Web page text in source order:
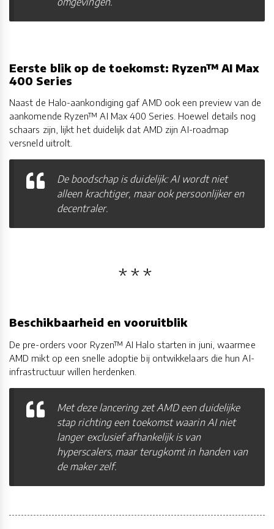
Eerste blik op de toekomst: Ryzen™ AI Max
400 Series
Naast de Halo-aankondiging gaf AMD ook een preview van de
aankomende Ryzen™ AI Max 400 Series. Hoewel details nog
schaars zijn, lijkt het duidelijk dat AMD zijn AI-roadmap
versneld uitrolt.
De boodschap is duidelijk: AI wordt niet
alleen krachtiger, maar ook persoonlijker en
decentraler.
Beschikbaarheid en vooruitblik
De pre-orders voor Ryzen™ AI Halo starten in juni, waarmee
AMD mikt op een snelle adoptie bij ontwikkelaars die hun AI-
infrastructuur willen herdenken.
Met deze lancering zet AMD een duidelijke
stap richting een toekomst waarin AI niet
langer exclusief afhankelijk is van
hyperscalers, maar terugkomt in handen van
de maker zelf.